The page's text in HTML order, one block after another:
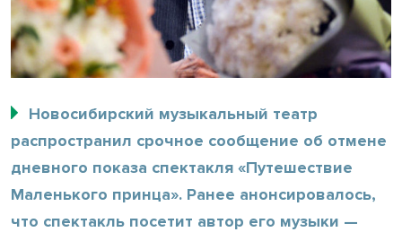
Новосибирский музыкальный театр
распространил срочное сообщение об отмене
дневного показа спектакля «Путешествие
Маленького принца». Ранее анонсировалось,
что спектакль посетит автор его музыки —